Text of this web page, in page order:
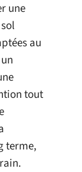
une
au
tout
terme,